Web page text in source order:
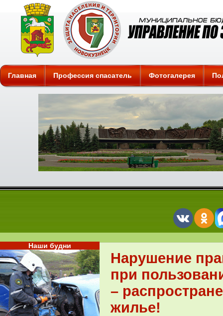
Защита
Главная Профессия спасатель Фотогалерея
Нарушение
при
–
жилье!
Наши будни